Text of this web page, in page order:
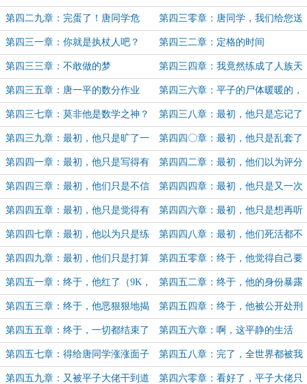
恩-56：是谁抢了我的大餐！ 与“外卖”战数分（4K）
第四二九章：完蛋了！唐同学危
了！
第四三零章：唐同学，我们给您送
执杖来了！
第四三一章：你就是执杖人吧？ 第四三二章：定格的时间
第四三三章：不敢做的梦 第四三四章：我竟然练成了人族天
阶功法，莫非我是个天才？
第四三五章：唐一平的数分作业 第四三六章：平子的尸体暖暖的，
但是要女装
第四三七章：莫非他是数学之神？ 第四三八章：最初，他只是忘记了
写作业……
第四三九章：最初，他只是旷了一
节《数据结构》
第四四〇章：最初，他只是乱套了
一下公式（5K）
第四四一章：最初，他只是写得有
点难懂……
第四四二章：最初，他们以为评分
只有2147
第四四三章：最初，他们只是不信
他是秦始皇
第四四四章：最初，他只是又一次
睡过头……（玉庚七万赏加更）
第四四五章：最初，他只是觉得有
点离谱（4K）
第四四六章：最初，他只是想再听
一遍（5K）
第四四七章：最初，他以为只是练
气二层战元婴
第四四八章：最初，他们死活都不
信
第四四九章：最初，他们只是打算
问问他的意见（5.4K，求个月票吧）
第四五零章：终于，他觉得自己要
有数学天赋了（6.6K）
第四五一章：终于，他红了（9K，
求月票）
第四五二章：终于，他的身份暴露
了（5K）
第四五三章：终于，他恶狠狠地揭
开了真相
第四五四章：终于，他被公开处刑
了
第四五五章：终于，一切都结束了 第四五六章：啊，这平静的生活
啊！
第四五七章：得给唐同学涨涨面子 第四五八章：完了，全世界都被我
搞垮了（5K，月末求月票）
第四五九章：又被平子大佬干到道 第四六零章：看好了，平子大佬只